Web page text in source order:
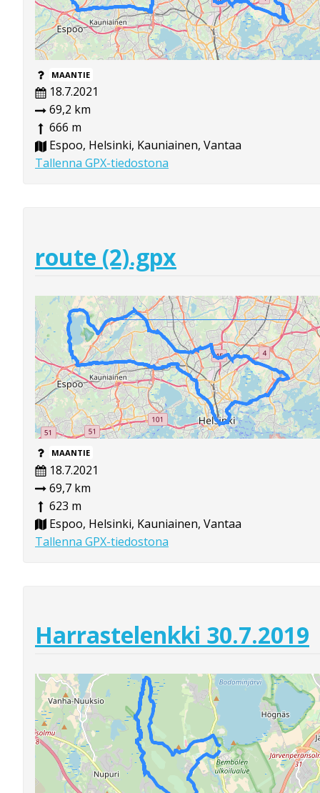
MAANTIE
18.7.2021
69,2 km
666 m
Espoo, Helsinki, Kauniainen, Vantaa
Tallenna GPX-tiedostona
route (2).gpx
MAANTIE
18.7.2021
69,7 km
623 m
Espoo, Helsinki, Kauniainen, Vantaa
Tallenna GPX-tiedostona
Harrastelenkki 30.7.2019